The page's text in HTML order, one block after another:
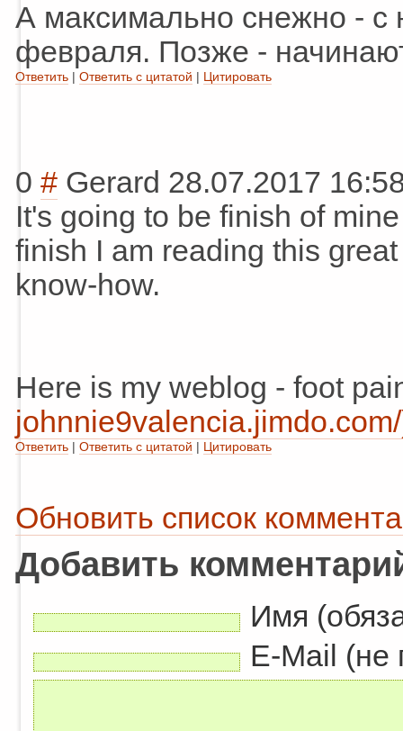
А максимально снежно - с
февраля. Позже -
Ответить | Ответить с цитатой | Цитировать
0 # Gerard 28.07.2017
It's going to be finish of
finish I am reading this
know-how.
Here is my weblog - foot
Ответить | Ответить с цитатой | Цитировать
Обновить список
Добавить
Имя
E-Mail (не